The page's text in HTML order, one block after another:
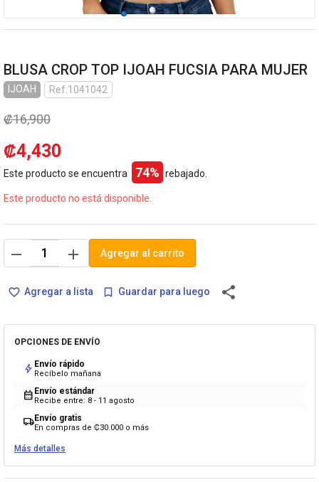
BLUSA CROP TOP IJOAH FUCSIA PARA MUJER
IJOAH Ref.1041042
₡16,900
₡4,430
Este producto se encuentra 74% rebajado.
Este producto no está disponible.
remove add Agregar al carrito
favorite_border Agregar a lista bookmark_border Guardar para luego share
OPCIONES DE ENVÍO
bolt Envío rápido
Recíbelo mañana
calendar_month Envío estándar
Recibe entre: 8 - 11 agosto
local_shippingEnvío gratis
En compras de ₡30.000 o más
Más detalles